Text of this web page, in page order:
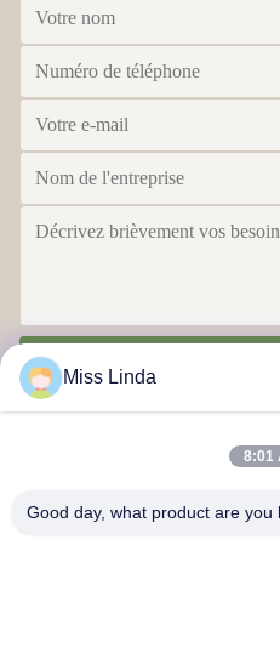
Miss Linda
8:01
Good day, what product are you